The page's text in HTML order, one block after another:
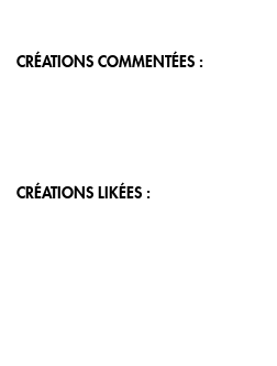
CRÉATIONS COMMENTÉES :
CRÉATIONS LIKÉES :